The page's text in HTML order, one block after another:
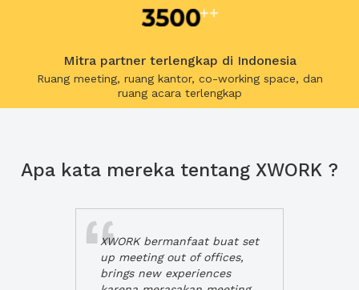
Mitra partner terlengkap di Indonesia
Ruang meeting, ruang kantor, co-working space, dan
ruang acara terlengkap
Apa kata mereka tentang XWORK ?
XWORK bermanfaat buat set
up meeting out of offices,
brings new experiences